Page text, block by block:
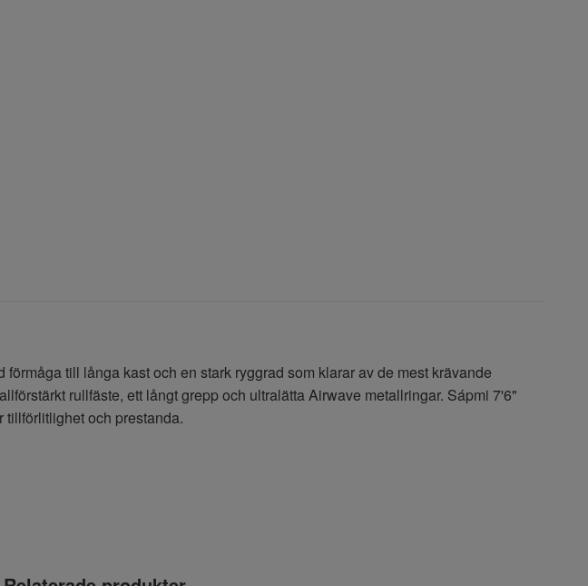
till långa kast och en stark ryggrad som klarar av de mest krävande
rullfäste, ett långt grepp och ultralätta Airwave metallringar. Sápmi 7'6"
tillförlitlighet och prestanda.